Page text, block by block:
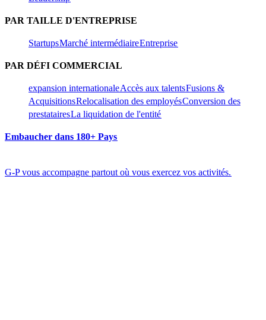
PAR TAILLE D'ENTREPRISE​​
Startups​​Marché intermédiaire​​Entreprise​​
PAR DÉFI COMMERCIAL​​
expansion internationale​​Accès aux talents​​Fusions &
Acquisitions​​Relocalisation des employés​​Conversion des
prestataires​​La liquidation de l'entité​​
Embaucher dans 180+ Pays​​
G-P vous accompagne partout où vous exercez vos activités.​​